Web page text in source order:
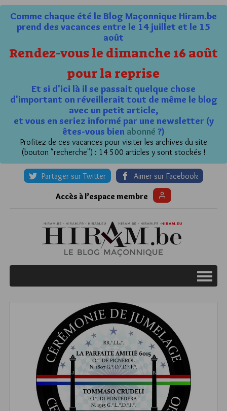
Comme chaque été le Blog Maçonnique Hiram.be
prend des vacances entre le 14 juillet et le 15
août
Rendez-vous le dimanche 16 août
pour la reprise
Et si d'ici là il se passait quelque chose
d'important on réveillerait tout de même le blog
avec un petit article,
et vous en seriez informé par une newsletter (y
êtes-vous bien abonné ?)
Profitez de ces vacances pour visiter les archives du site
(bouton "recherche") : 14 500 articles y sont stockés !
Partager sur Twitter Aimer sur Facebook
Accès à l’espace membre